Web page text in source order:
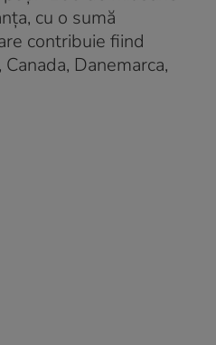
cu o sumă
contribuie fiind
Danemarca,